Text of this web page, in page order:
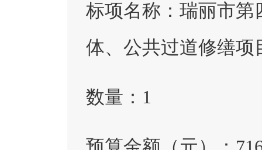
标项名称： 瑞丽市第
体、公共过道修缮项
数量： 1